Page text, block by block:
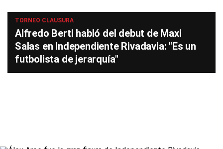
TORNEO CLAUSURA
Alfredo Berti habló del debut de Maxi
Salas en Independiente Rivadavia: "Es un
futbolista de jerarquía"